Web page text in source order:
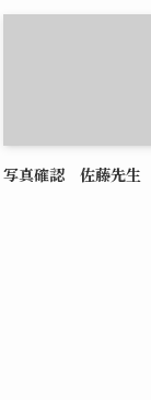
写真確認 佐藤先生